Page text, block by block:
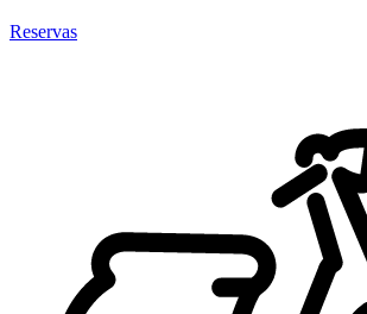
Reservas